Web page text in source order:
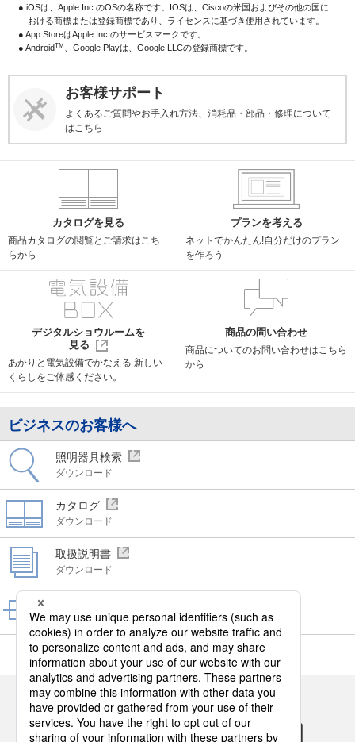
● iOSは、Apple Inc.のOSの名称です。IOSは、Ciscoの米国およびその他の国に
おける商標または登録商標であり、ライセンスに基づき使用されています。
● App StoreはApple Inc.のサービスマークです。
● AndroidTM 、Google Playは、Google LLCの登録商標です。
お客様サポート
よくあるご質問やお手入れ方法、消耗品・部品・修理について
はこちら
カタログを見る
商品カタログの閲覧と ご請求はこち
らから
プランを考える
ネットでかんたん!自分だけのプラン
を作ろう
デジタルショウルームを
見る
あかりと電気設備でかなえる 新しい
くらしをご体感ください。
商品の問い合わせ
商品についてのお問い合わせはこちら
から
ビジネスのお客様へ
照明器具検索
ダウンロード
カタログ
ダウンロード
取扱説明書
ダウンロード
ダウンロード
パナソニックの電気設備のSNSアカウント